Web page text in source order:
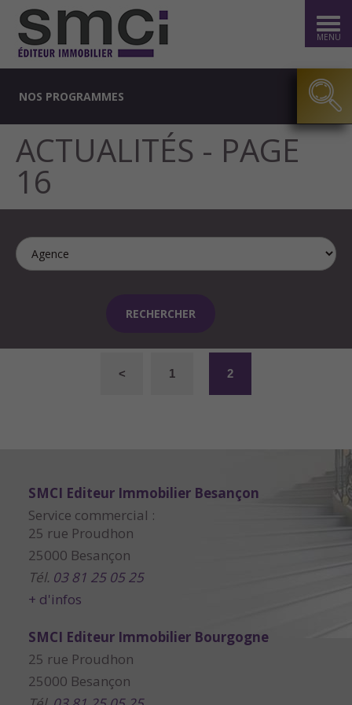
MENU
NOS PROGRAMMES
ACTUALITÉS - PAGE
16
< 1 2
SMCI Editeur Immobilier Besançon
Service commercial :
25 rue Proudhon
25000 Besançon
Tél. 03 81 25 05 25
+ d'infos
SMCI Editeur Immobilier Bourgogne
25 rue Proudhon
25000 Besançon